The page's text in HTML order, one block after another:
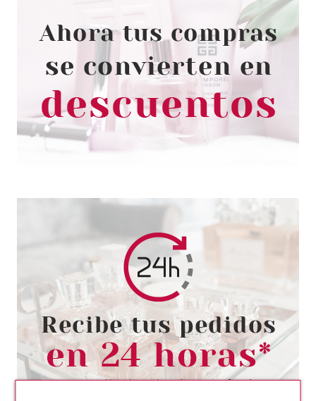
ESSENCE
ESSENCE 8H MATTE CONFORT
PERFILADOR DE LABIOS 12
CUSHION TALK
Pvr 2.29€
-17%
desde
1.90€
ESSENCE
ESSENCE ALICE IN
WONDERLAND BALSAMO DE
LABIOS Y MEJILLAS PH
REACTIVO 3,6 GR
Pvr 3.89€
-14%
desde
3.36€